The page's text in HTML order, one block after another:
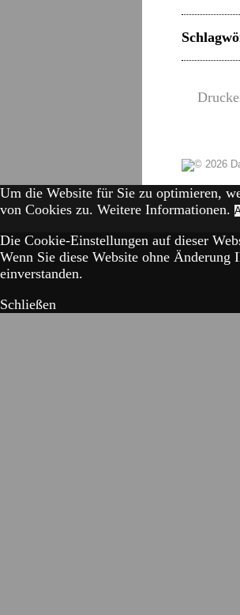
Um die Website für Sie zu optimieren,
von Cookies zu. Weitere Informationen.
Die Cookie-Einstellungen auf dieser
Wenn Sie diese Website ohne
einverstanden.
Schließen